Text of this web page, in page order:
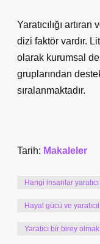
Yaratıcılığı
dizi faktör vardır.
olarak kurumsal
gruplarından
sıralanmaktadır.
Tarih: Makaleler
Hangi insanlar
Hayal gücü ve
Yaratıcı bir birey